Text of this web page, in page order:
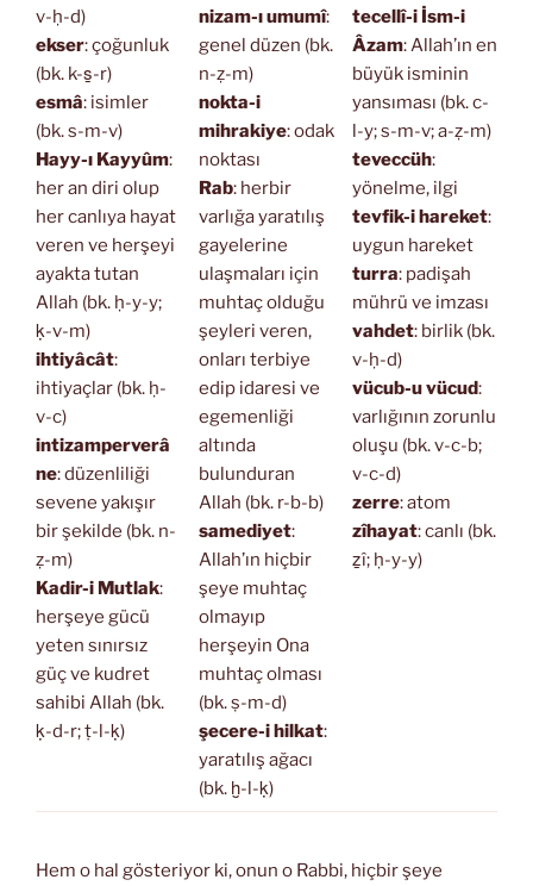
v-ḥ-d)
ekser: çoğunluk
(bk. k-s̱-r)
esmâ: isimler
(bk. s-m-v)
Hayy-ı Kayyûm:
her an diri olup
her canlıya hayat
veren ve herşeyi
ayakta tutan
Allah (bk. ḥ-y-y;
ḳ-v-m)
ihtiyâcât:
ihtiyaçlar (bk. ḥ-
v-c)
intizamperverâ
ne: düzenliliği
sevene yakışır
bir şekilde (bk. n-
ẓ-m)
Kadir-i Mutlak:
herşeye gücü
yeten sınırsız
güç ve kudret
sahibi Allah (bk.
ḳ-d-r; ṭ-l-ḳ)
nizam-ı umumî:
genel düzen (bk.
n-ẓ-m)
nokta-i
mihrakiye: odak
noktası
Rab: herbir
varlığa yaratılış
gayelerine
ulaşmaları için
muhtaç olduğu
şeyleri veren,
onları terbiye
edip idaresi ve
egemenliği
altında
bulunduran
Allah (bk. r-b-b)
samediyet:
Allah’ın hiçbir
şeye muhtaç
olmayıp
herşeyin Ona
muhtaç olması
(bk. ṣ-m-d)
şecere-i hilkat:
yaratılış ağacı
(bk. ḫ-l-ḳ)
tecellî-i İsm-i
Âzam: Allah’ın en
büyük isminin
yansıması (bk. c-
l-y; s-m-v; a-ẓ-m)
teveccüh:
yönelme, ilgi
tevfik-i hareket:
uygun hareket
turra: padişah
mührü ve imzası
vahdet: birlik (bk.
v-ḥ-d)
vücub-u vücud:
varlığının zorunlu
oluşu (bk. v-c-b;
v-c-d)
zerre: atom
zîhayat: canlı (bk.
ẕî; ḥ-y-y)
Hem o hal gösteriyor ki, onun o Rabbi, hiçbir şeye